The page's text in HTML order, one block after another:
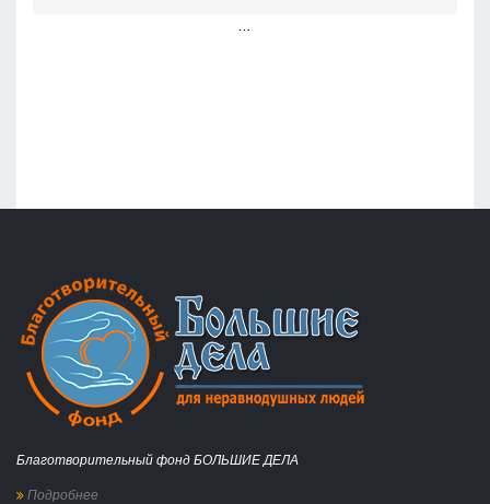
Благотворительный фонд БОЛЬШИЕ ДЕЛА
Подробнее